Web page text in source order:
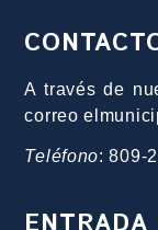
A través de
correo
Teléfono: 809-